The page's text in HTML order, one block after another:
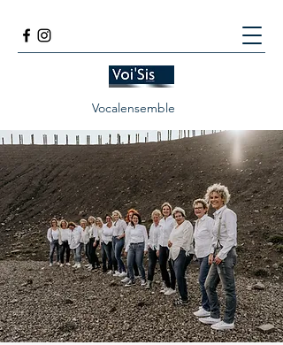
Vocalensemble